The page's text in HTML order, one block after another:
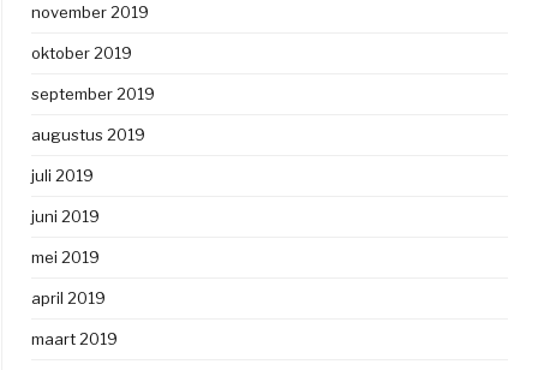
november 2019
oktober 2019
september 2019
augustus 2019
juli 2019
juni 2019
mei 2019
april 2019
maart 2019